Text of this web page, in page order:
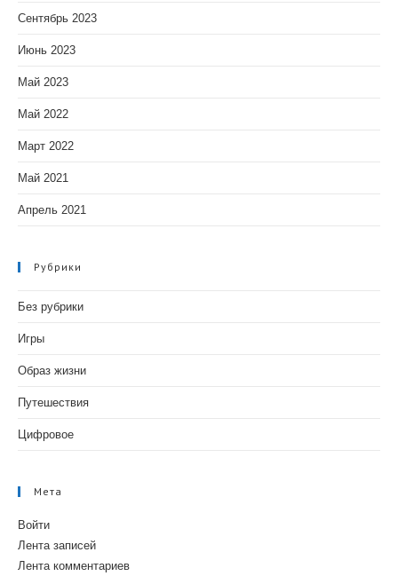
Сентябрь 2023
Июнь 2023
Май 2023
Май 2022
Март 2022
Май 2021
Апрель 2021
Рубрики
Без рубрики
Игры
Образ жизни
Путешествия
Цифровое
Мета
Войти
Лента записей
Лента комментариев